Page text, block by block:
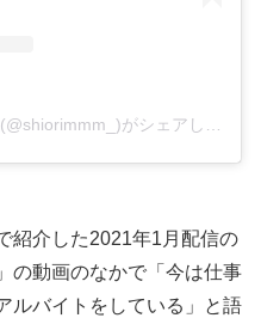
しおりのなんとなく日常｜詩織(@shiorimmm_)がシェアした投稿
紹介した2021年1月配信の
の動画のなかで「今は仕事
ルバイトをしている」と語